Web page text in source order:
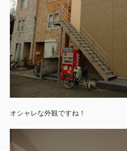
オシャレな外観ですね！